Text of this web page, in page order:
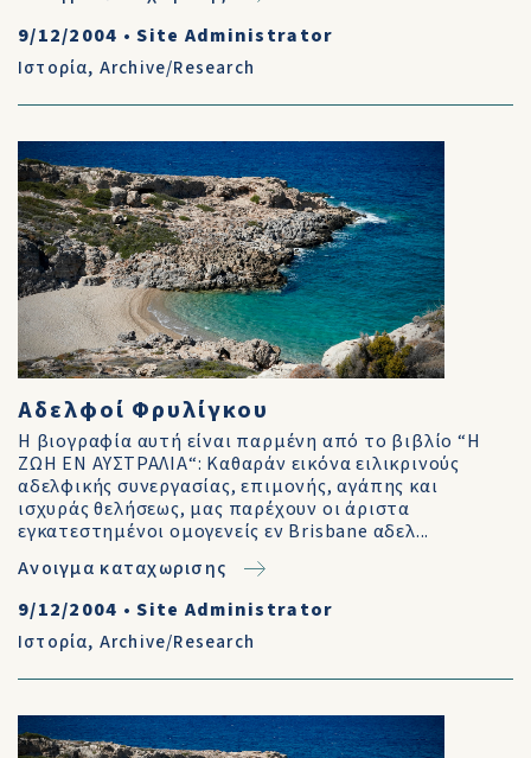
9/12/2004 •Site Administrator
Ιστορία, Archive/Research
Αδελφοί Φρυλίγκου
Η βιογραφία αυτή είναι παρμένη από το βιβλίο “Η
ΖΩΗ ΕΝ ΑΥΣΤΡΑΛΙΑ“: Καθαράν εικόνα ειλικρινούς
αδελφικής συνεργασίας, επιμονής, αγάπης και
ισχυράς θελήσεως, μας παρέχουν οι άριστα
εγκατεστημένοι ομογενείς εν Brisbane αδελ...
Ανοιγμα καταχωρισης
9/12/2004 •Site Administrator
Ιστορία, Archive/Research